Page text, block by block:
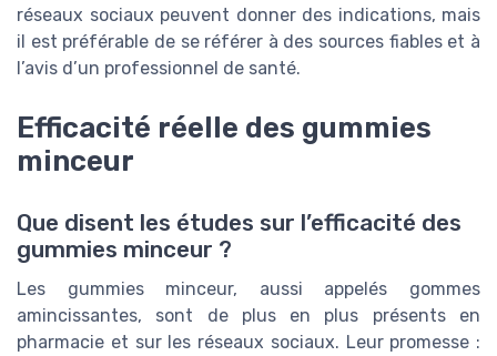
réseaux sociaux peuvent donner des indications, mais
il est préférable de se référer à des sources fiables et à
l’avis d’un professionnel de santé.
Efficacité réelle des gummies
minceur
Que disent les études sur l’efficacité des
gummies minceur ?
Les gummies minceur, aussi appelés gommes
amincissantes, sont de plus en plus présents en
pharmacie et sur les réseaux sociaux. Leur promesse :